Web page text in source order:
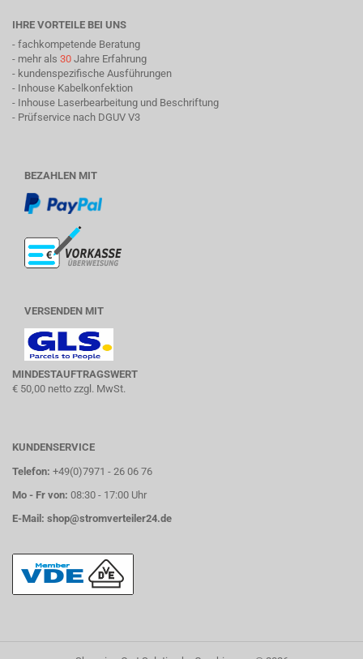
IHRE VORTEILE BEI UNS
- fachkompetende Beratung
- mehr als 30 Jahre Erfahrung
- kundenspezifische Ausführungen
- Inhouse Kabelkonfektion
- Inhouse Laserbearbeitung und Beschriftung
- Prüfservice nach DGUV V3
BEZAHLEN MIT
VERSENDEN MIT
MINDESTAUFTRAGSWERT
€ 50,00 netto zzgl. MwSt.
KUNDENSERVICE
Telefon: +49(0)7971 - 26 06 76
Mo - Fr von: 08:30 - 17:00 Uhr
E-Mail: shop@stromverteiler24.de